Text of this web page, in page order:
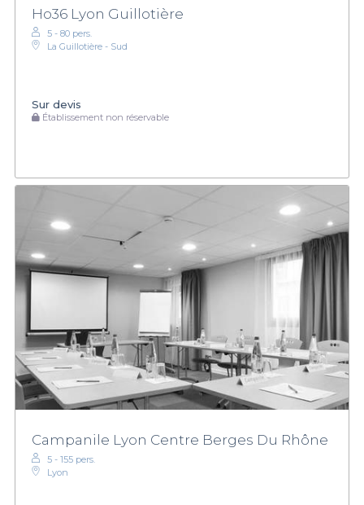
Ho36 Lyon Guillotière
5 - 80 pers.
La Guillotière - Sud
Sur devis
Établissement non réservable
Campanile Lyon Centre Berges Du Rhône
5 - 155 pers.
Lyon